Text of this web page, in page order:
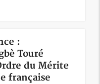
:
Touré
du Mérite
française